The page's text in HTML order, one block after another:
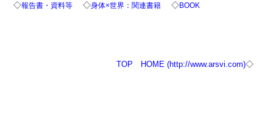
◇報告書・資料等 ◇身体×世界：関連書籍 ◇BOOK
TOP HOME (http://www.arsvi.com)◇